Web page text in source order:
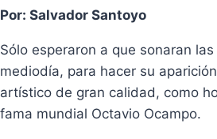
Por: Salvador Santoyo
Sólo esperaron a que sonaran
mediodía, para hacer su
artístico de gran calidad, como
fama mundial Octavio Ocampo.